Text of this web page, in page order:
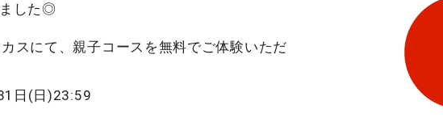
ました◎
スにて、親子コースを無料でご体験いただ
日(日)23:59